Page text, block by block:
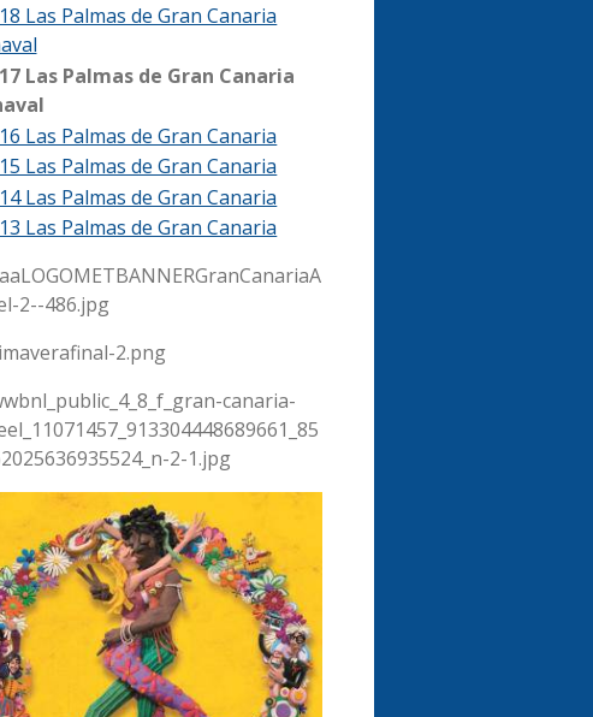
Las Palmas de Gran Canaria
Las Palmas de Gran Canaria
Las Palmas de Gran Canaria
Las Palmas de Gran Canaria
Las Palmas de Gran Canaria
Las Palmas de Gran Canaria